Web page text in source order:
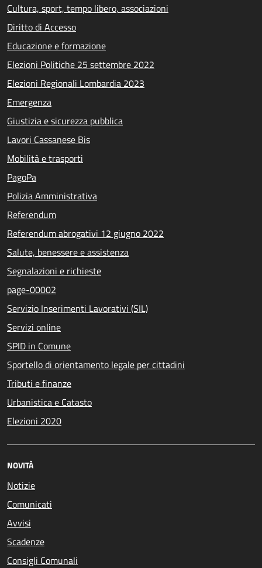
Cultura, sport, tempo libero, associazioni
Diritto di Accesso
Educazione e formazione
Elezioni Politiche 25 settembre 2022
Elezioni Regionali Lombardia 2023
Emergenza
Giustizia e sicurezza pubblica
Lavori Cassanese Bis
Mobilità e trasporti
PagoPa
Polizia Amministrativa
Referendum
Referendum abrogativi 12 giugno 2022
Salute, benessere e assistenza
Segnalazioni e richieste
page-00002
Servizio Inserimenti Lavorativi (SIL)
Servizi online
SPID in Comune
Sportello di orientamento legale per cittadini
Tributi e finanze
Urbanistica e Catasto
Elezioni 2020
NOVITÀ
Notizie
Comunicati
Avvisi
Scadenze
Consigli Comunali